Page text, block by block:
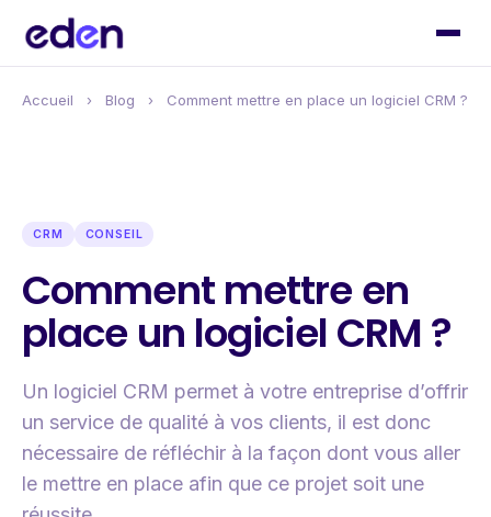
Accueil › Blog › Comment mettre en place un logiciel CRM ?
CRM CONSEIL
Comment mettre en
place un logiciel CRM ?
Un logiciel CRM permet à votre entreprise d’offrir
un service de qualité à vos clients, il est donc
nécessaire de réfléchir à la façon dont vous aller
le mettre en place afin que ce projet soit une